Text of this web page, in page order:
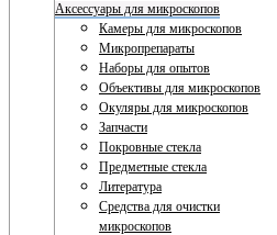
Аксессуары для микроскопов
Камеры для микроскопов
Микропрепараты
Наборы для опытов
Объективы для микроскопов
Окуляры для микроскопов
Запчасти
Покровные стекла
Предметные стекла
Литература
Средства для очистки
микроскопов